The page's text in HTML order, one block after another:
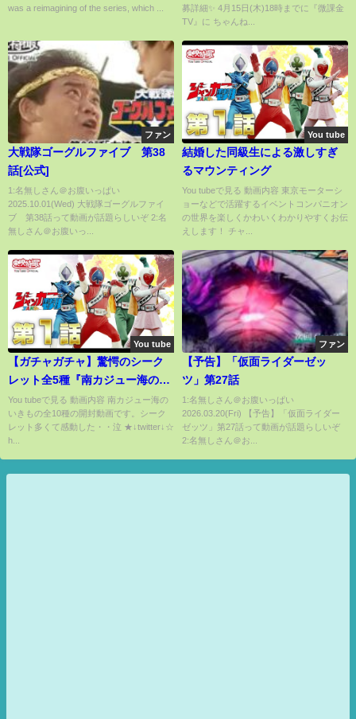
was a reimagining of the series, which ...
レゼント緊急追加✨
募詳細✨ 4月15日(木)18時までに『微課金
TV』に ちゃんね...
ファン
大戦隊ゴーグルファイブ 第38
話[公式]
1:名無しさん＠お腹いっぱい
2025.10.01(Wed) 大戦隊ゴーグルファイ
ブ 第38話って動画が話題らしいぞ 2:名
無しさん＠お腹いっ...
You tube
結婚した同級生による激しすぎ
るマウンティング
You tubeで見る 動画内容 東京モーターシ
ョーなどで活躍するイベントコンパニオン
の世界を楽しくかわいくわかりやすくお伝
えします！ チャ...
You tube
【ガチャガチャ】驚愕のシーク
レット全5種『南カジュー海のい
きもの』全10種 開封レビュー
Capsule Toys【おもちゃ】タマ
ネゲソがマジやばすぎる
You tubeで見る 動画内容 南カジュー海の
いきもの全10種の開封動画です。シーク
レット多くて感動した・・泣 ★↓twitter↓☆
h...
ファン
【予告】「仮面ライダーゼッ
ツ」第27話
1:名無しさん＠お腹いっぱい
2026.03.20(Fri) 【予告】「仮面ライダー
ゼッツ」第27話って動画が話題らしいぞ
2:名無しさん＠お...